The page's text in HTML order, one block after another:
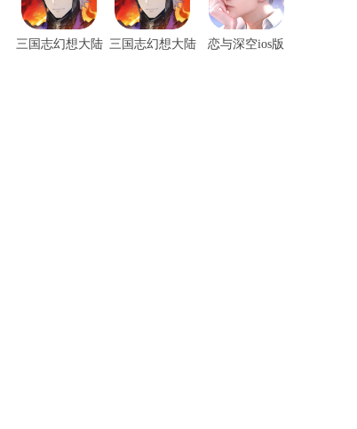
三国志幻想大陆 三国志幻想大陆
恋与深空ios版